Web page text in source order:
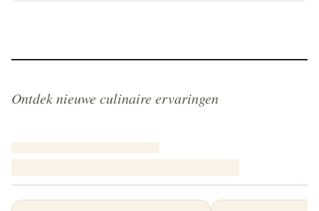
Ontdek nieuwe culinaire ervaringen